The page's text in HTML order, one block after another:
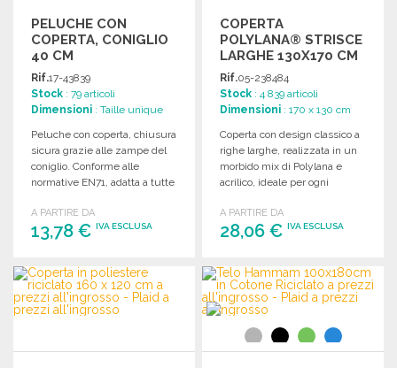
PELUCHE CON
COPERTA, CONIGLIO
40 CM
Rif.17-43839
Stock : 79 articoli
Dimensioni : Taille unique
Peluche con coperta, chiusura
sicura grazie alle zampe del
coniglio. Conforme alle
normative EN71, adatta a tutte
A PARTIRE DA
13,78 € IVA ESCLUSA
ORDINARE
Richiedi un preventivo
COPERTA
POLYLANA® STRISCE
LARGHE 130X170 CM
A PREZZI
ALL'INGROSSO
Rif.05-238484
Stock : 4 839 articoli
Dimensioni : 170 x 130 cm
Coperta con design classico a
righe larghe, realizzata in un
morbido mix di Polylana e
acrilico, ideale per ogni
A PARTIRE DA
28,06 €IVA ESCLUSA
ORDINARE
Richiedi un preventivo